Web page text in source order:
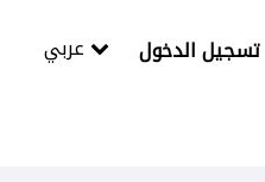
تسجيل الدخول